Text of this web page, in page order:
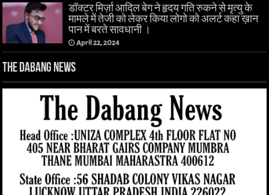
डॉक्टर मिर्ज़ा आदिल बेग ने हृदय गति रुकने से मृत्यु के
मामले में तेजी को लेकर किया लोगो को अलर्ट कहा ख़ान
पान में बरते सावधानी ।
April 22, 2024
The Dabang News